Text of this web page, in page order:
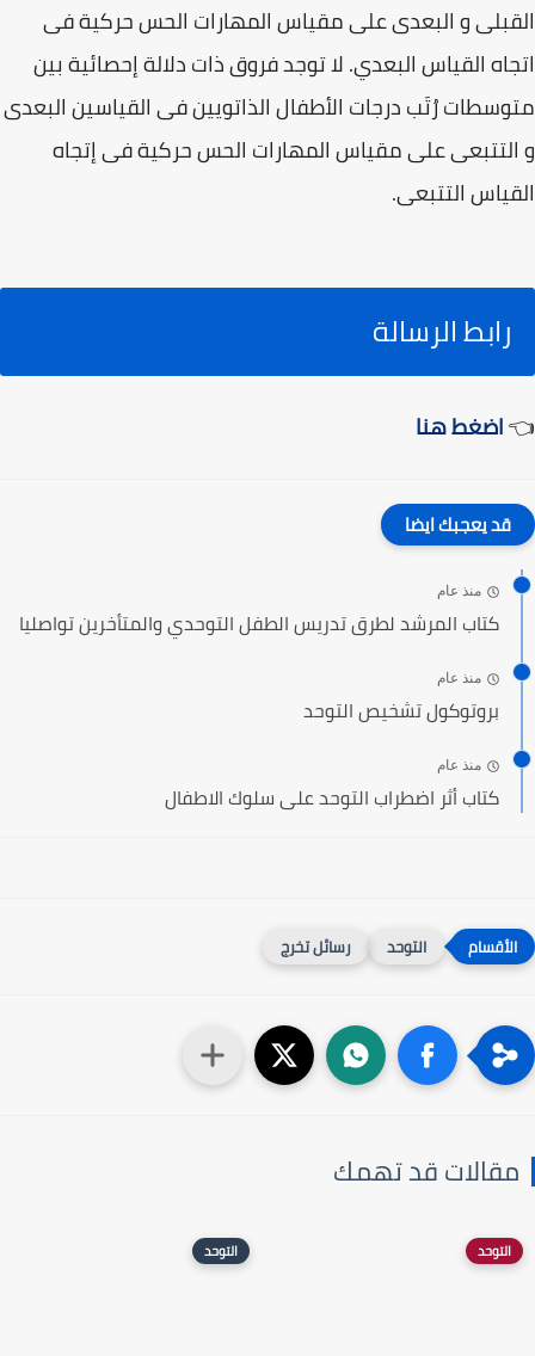
القبلى و البعدى على مقياس المهارات الحس حركية فى
اتجاه القياس البعدي. لا توجد فروق ذات دلالة إحصائية بين
متوسطات رُتَب درجات الأطفال الذاتويين فى القياسين البعدى
و التتبعى على مقياس المهارات الحس حركية فى إتجاه
القياس التتبعى.
رابط الرسالة
👈اضغط هنا
قد يعجبك ايضا
منذ عام
كتاب المرشد لطرق تدريس الطفل التوحدي والمتأخرين تواصليا
منذ عام
بروتوكول تشخيص التوحد
منذ عام
كتاب أثر اضطراب التوحد على سلوك الاطفال‎
التوحد رسائل تخرج
مقالات قد تهمك
التوحد التوحد